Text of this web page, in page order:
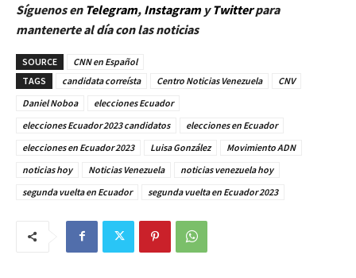
Síguenos en Telegram, InstagramyTwitterpara
mantenerte al día con las noticias
SOURCE
CNN en Español
TAGS
candidata correísta Centro Noticias Venezuela
CNV
Daniel Noboa
elecciones Ecuador
elecciones Ecuador 2023 candidatos
elecciones en Ecuador
elecciones en Ecuador 2023
Luisa González
Movimiento ADN
noticias hoy
Noticias Venezuela
noticias venezuela hoy
segunda vuelta en Ecuador
segunda vuelta en Ecuador 2023